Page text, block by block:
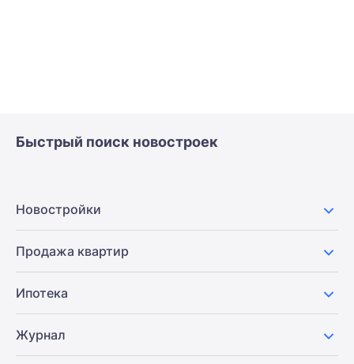
Быстрый поиск новостроек
Новостройки
Продажа квартир
Ипотека
Журнал